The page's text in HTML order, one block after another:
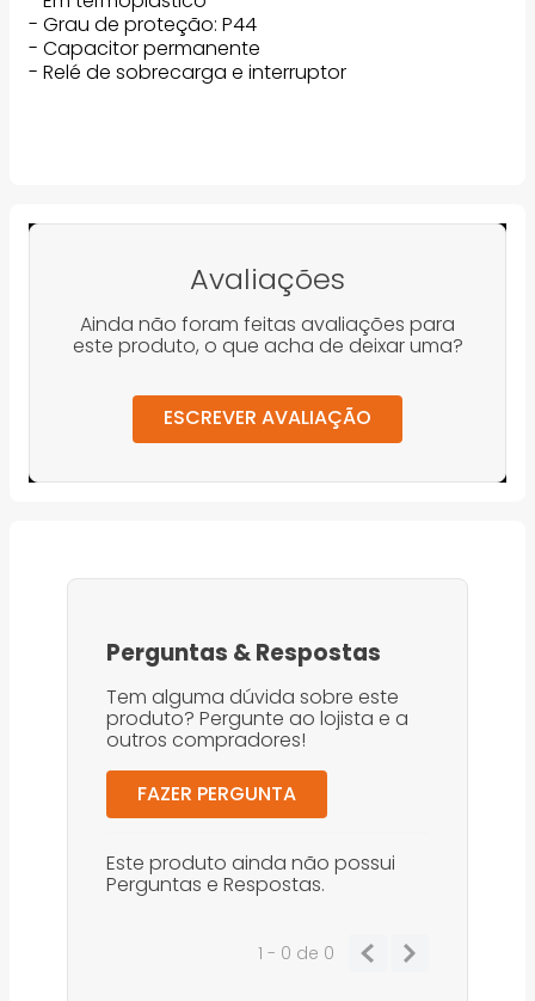
- Grau de proteção: P44
- Capacitor permanente
- Relé de sobrecarga e interruptor
Avaliações
Ainda não foram feitas avaliações para
este produto, o que acha de deixar uma?
ESCREVER AVALIAÇÃO
Perguntas &Respostas
Tem alguma dúvida sobre este
produto? Pergunte ao lojista e a
outros compradores!
FAZER PERGUNTA
Este produto ainda não possui
Perguntas e Respostas.
1 - 0 de 0